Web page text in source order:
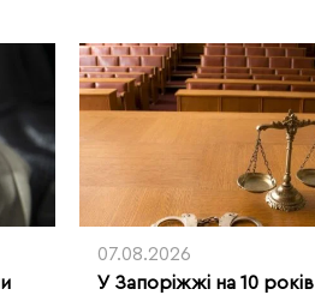
07.08.2026
У Запоріжжі на 10 років